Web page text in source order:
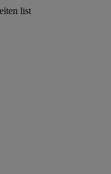
list